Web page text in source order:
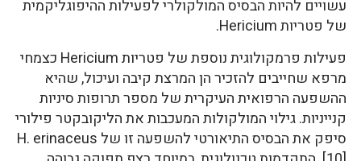
עשויים להיות הבסיס המולקולרי לפעילות ההיפוגליקמית
של פטריות Hericium.
פעילות פרמקולוגית נוספת של פטריות Hericium כצמחי
מרפא שחייבים להזכיר הן המרצת קיבה ועיכול, שהיא
ההשפעה הרפואית העיקרית של מספר תרופות סיניות
קנייניות. גילוי המולקולות המעכבות את הליקובקטר פילורי
סיפק את הבסיס התיאורטי להשפעה זו של H. erinaceus